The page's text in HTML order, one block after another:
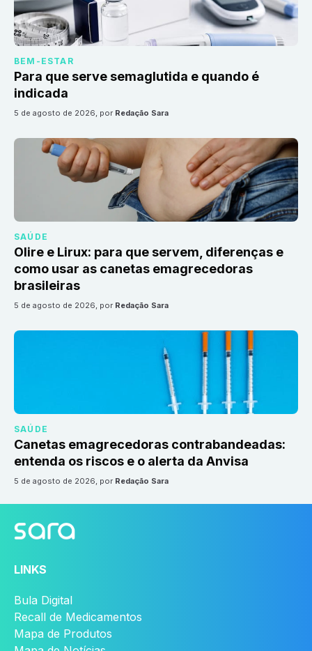
BEM-ESTAR
Para que serve semaglutida e quando é
indicada
5 de agosto de 2026, por Redação Sara
SAÚDE
Olire e Lirux: para que servem, diferenças e
como usar as canetas emagrecedoras
brasileiras
5 de agosto de 2026, por Redação Sara
SAÚDE
Canetas emagrecedoras contrabandeadas:
entenda os riscos e o alerta da Anvisa
5 de agosto de 2026, por Redação Sara
LINKS
Bula Digital
Recall de Medicamentos
Mapa de Produtos